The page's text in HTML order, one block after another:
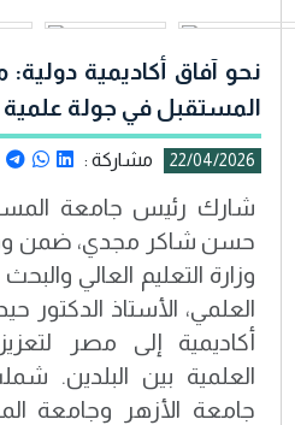
نحو آفاق أكاديمية
المستقبل في جولة علمية
22/04/2026 مشاركة :
شارك رئيس جامعة
حسن شاكر مجدي، ضمن
وزارة التعليم العالي
العلمي، الأستاذ الدكتور
أكاديمية إلى مصر
العلمية بين البلدين.
جامعة الأزهر وجامعة